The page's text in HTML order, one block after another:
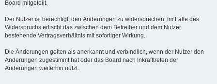
Board mitgeteilt.
Der Nutzer ist berechtigt, den Änderungen zu widersprechen. Im Falle des
Widerspruchs erlischt das zwischen dem Betreiber und dem Nutzer
bestehende Vertragsverhältnis mit sofortiger Wirkung.
Die Änderungen gelten als anerkannt und verbindlich, wenn der Nutzer den
Änderungen zugestimmt hat oder das Board nach Inkrafttreten der
Änderungen weiterhin nutzt.